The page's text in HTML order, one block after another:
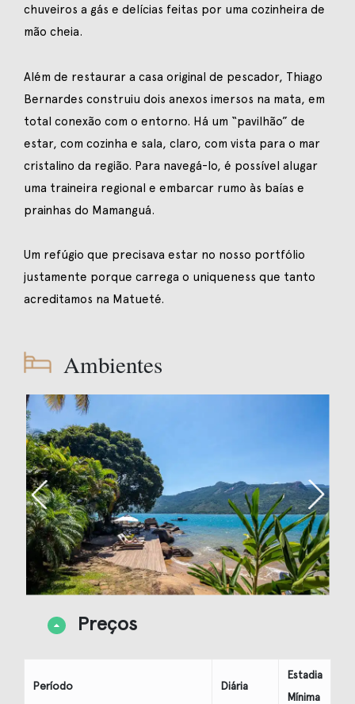
chuveiros a gás e delícias feitas por uma cozinheira de
mão cheia.
Além de restaurar a casa original de pescador, Thiago
Bernardes construiu dois anexos imersos na mata, em
total conexão com o entorno. Há um “pavilhão” de
estar, com cozinha e sala, claro, com vista para o mar
cristalino da região. Para navegá-lo, é possível alugar
uma traineira regional e embarcar rumo às baías e
prainhas do Mamanguá.
Um refúgio que precisava estar no nosso portfólio
justamente porque carrega o uniqueness que tanto
acreditamos na Matueté.
Ambientes
Preços
Período Diária
Estadia
Mínima